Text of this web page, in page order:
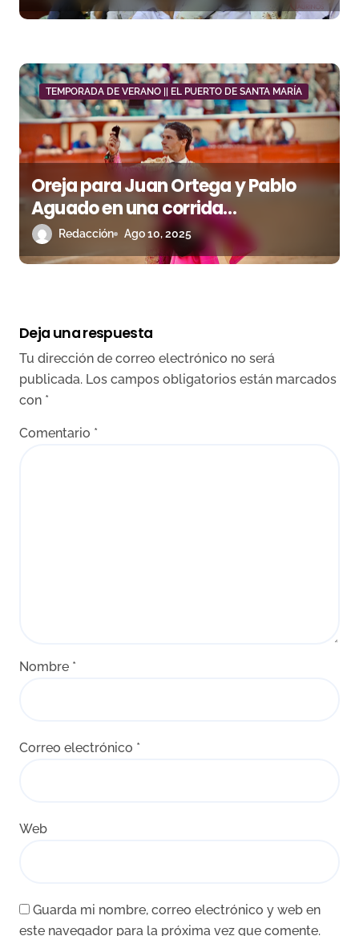
TEMPORADA DE VERANO || EL PUERTO DE SANTA MARÍA
Oreja para Juan Ortega y Pablo
Aguado en una corrida
condicionada por la mansedumbre
de El Puerto de San Lorenzo
Redacción Ago 10, 2025
Deja una respuesta
Tu dirección de correo electrónico no será
publicada. Los campos obligatorios están marcados
con *
Comentario *
Nombre *
Correo electrónico *
Web
Guarda mi nombre, correo electrónico y web en
este navegador para la próxima vez que comente.